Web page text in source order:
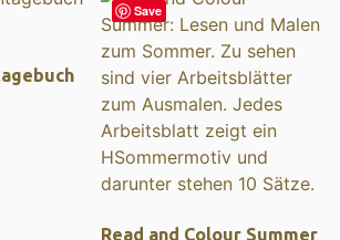
Save
Read and Colour Summer